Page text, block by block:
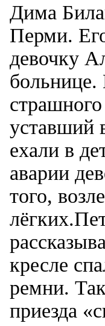
Дима
Перми.
девочку
больнице.
уставший
ехали в
аварии
того,
кресле
ремни.
приезда